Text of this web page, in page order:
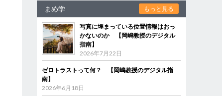
まめ学 もっと見る
写真に埋まっている位置情報はおっ
かないのか 【岡嶋教授のデジタル
指南】
2026年7月22日
ゼロトラストって何？ 【岡嶋教授のデジタル指
南】
2026年6月18日